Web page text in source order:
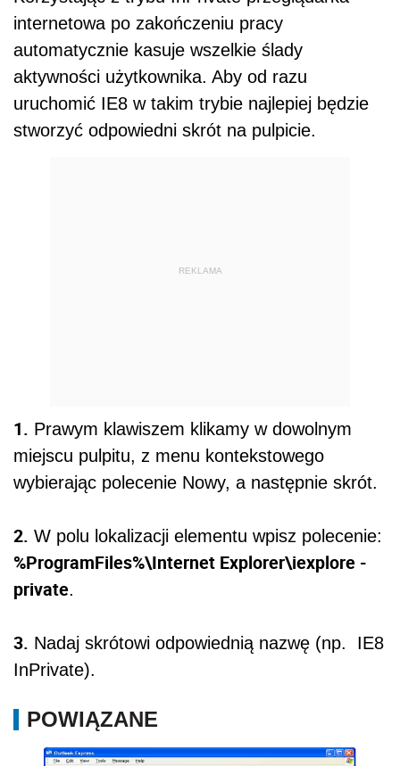
internetowa po zakończeniu pracy
automatycznie kasuje wszelkie ślady
aktywności użytkownika. Aby od razu
uruchomić IE8 w takim trybie najlepiej będzie
stworzyć odpowiedni skrót na pulpicie.
REKLAMA
1. Prawym klawiszem klikamy w dowolnym
miejscu pulpitu, z menu kontekstowego
wybierając polecenie Nowy, a następnie skrót.
2. W polu lokalizacji elementu wpisz polecenie:
%ProgramFiles%\Internet Explorer\iexplore -
private.
3. Nadaj skrótowi odpowiednią nazwę (np. IE8
InPrivate).
POWIĄZANE